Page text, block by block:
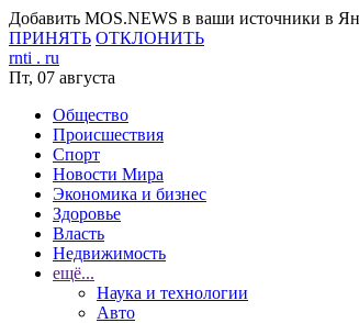
Добавить MOS.NEWS в ваши источники в
ПРИНЯТЬ ОТКЛОНИТЬ
rnti . ru
Пт, 07 августа
Общество
Происшествия
Спорт
Новости Мира
Экономика и бизнес
Здоровье
Власть
Недвижимость
ещё...
Наука и технологии
Авто